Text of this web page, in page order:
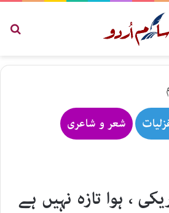
شعر و شاعری
، ہوا تازہ نہیں ہے